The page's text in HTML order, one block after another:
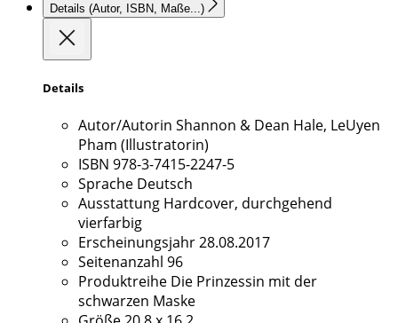
Details (Autor, ISBN, Maße...)
Details
Autor/Autorin Shannon & Dean Hale, LeUyen
Pham (Illustratorin)
ISBN 978-3-7415-2247-5
Sprache Deutsch
Ausstattung Hardcover, durchgehend
vierfarbig
Erscheinungsjahr28.08.2017
Seitenanzahl 96
Produktreihe Die Prinzessin mit der
schwarzen Maske